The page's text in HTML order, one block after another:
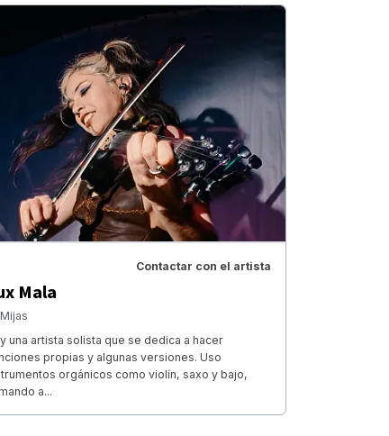
Contactar con el artista
Mala
Mijas
una artista solista que se dedica a hacer
propias y algunas versiones. Uso
orgánicos como violín, saxo y bajo,
a...